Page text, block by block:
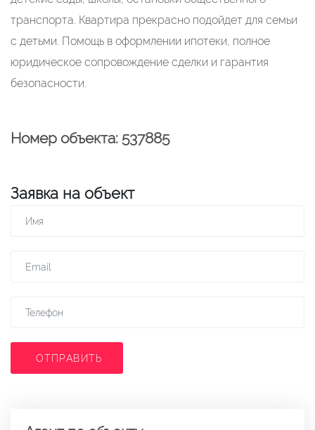
транспорта. Квартира прекрасно подойдет для семьи
с детьми. Помощь в оформлении ипотеки, полное
юридическое сопровождение сделки и гарантия
безопасности.
Номер объекта: 537885
Заявка на объект
ОТПРАВИТЬ